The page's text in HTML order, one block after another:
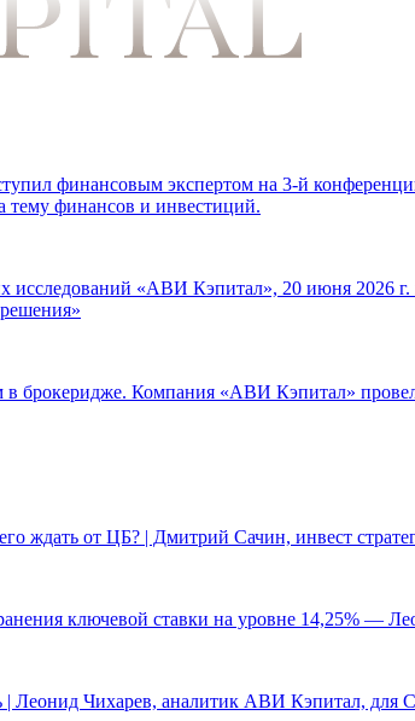
финансовым экспертом на 3-й
тему финансов и инвестиций.
исследований «АВИ Кэпитал», 20 июня 2026
в брокеридже. Компания «АВИ Кэпитал»
ждать от ЦБ? | Дмитрий Сачин, инвест
ключевой ставки на уровне 14,25% —
Леонид Чихарев, аналитик АВИ Кэпитал, для